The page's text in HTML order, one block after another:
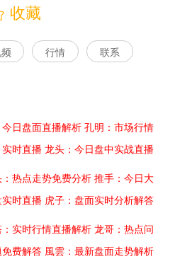
收藏
行情 联系
日盘面直播解析 孔明：市场行情
实时直播 龙头：今日盘中实战直播
：热点走势免费分析 推手：今日大
实时直播 虎子：盘面实时分析解答
：实时行情直播解析 龙哥：热点问
免费解答 風雲：最新盘面走势解析